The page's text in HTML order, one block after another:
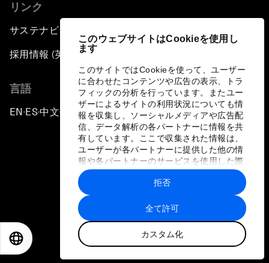
このウェブサイトはCookieを使用し
ます
このサイトではCookieを使って、ユーザー
に合わせたコンテンツや広告の表示、トラ
フィックの分析を行っています。またユー
ザーによるサイトの利用状況についても情
報を収集し、ソーシャルメディアや広告配
信、データ解析の各パートナーに情報を共
有しています。ここで収集された情報は、
ユーザーが各パートナーに提供した他の情
報や各パートナーのサービスを使用した際
に収集された情報と組み合わされ、各パー
トナーによって使用されることがありま
す。
全て許可
カスタム化
拒否
リンク
サステナビリティへの取り組み
採用情報 (英語のみ)
言語
EN ▪ ES▪中文▪ 日本語
プライバシーポリシーと利用規約
サイトマップ
©
世界経済フォーラム